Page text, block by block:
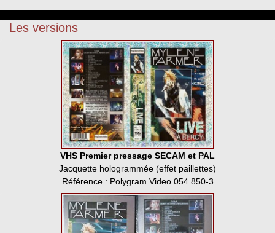
Les versions
VHS Premier pressage SECAM et PAL
Jacquette hologrammée (effet paillettes)
Référence : Polygram Video 054 850-3